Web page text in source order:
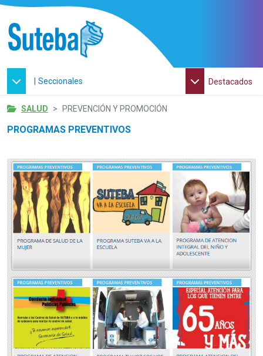
| Seccionales Destacados
SALUD PREVENCIÓN Y PROMOCIÓN
PROGRAMAS PREVENTIVOS